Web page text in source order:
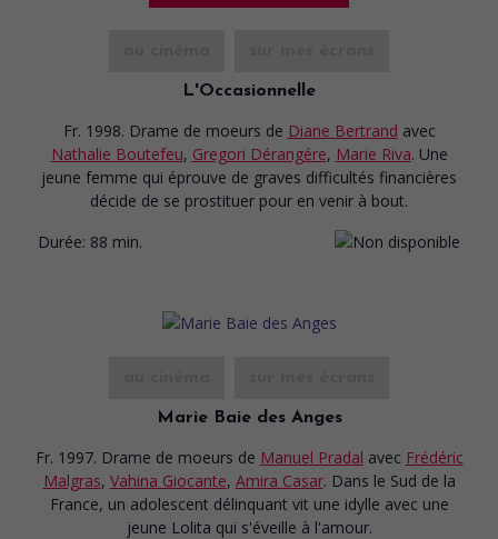
L'Occasionnelle
Fr. 1998. Drame de moeurs de Diane Bertrand avec
Nathalie Boutefeu, Gregori Dérangére, Marie Riva. Une
jeune femme qui éprouve de graves difficultés financières
décide de se prostituer pour en venir à bout.
Durée: 88 min.
Marie Baie des Anges
Fr. 1997. Drame de moeurs de Manuel Pradal avec Frédéric
Malgras, Vahina Giocante, Amira Casar. Dans le Sud de la
France, un adolescent délinquant vit une idylle avec une
jeune Lolita qui s'éveille à l'amour.